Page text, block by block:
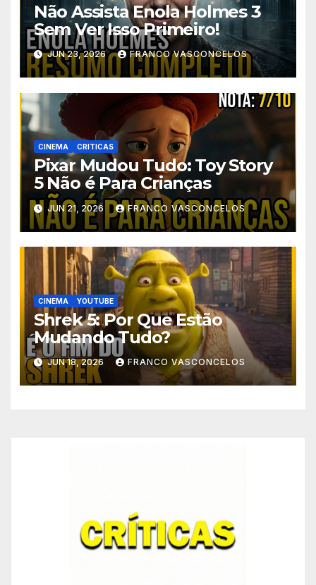
Não Assista Enola Holmes 3
Sem Ver Isso Primeiro!
JUN 23, 2026 FRANCO VASCONCELOS
CINEMA CRITICAS
Pixar Mudou Tudo: Toy Story
5 Não é Para Crianças
JUN 21, 2026 FRANCO VASCONCELOS
CINEMA YOUTUBE
Shrek 5: Por Que Estão
Mudando Tudo?
JUN 18, 2026 FRANCO VASCONCELOS